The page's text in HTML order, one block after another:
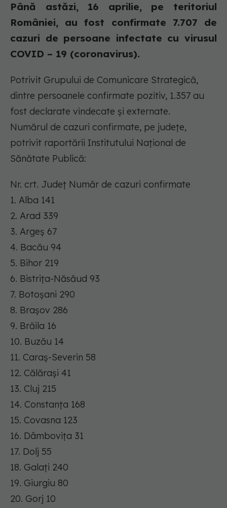
Până astăzi, 16 aprilie, pe teritoriul
României, au fost confirmate 7.707 de
cazuri de persoane infectate cu virusul
COVID – 19 (coronavirus).
Potrivit Grupului de Comunicare Strategică,
dintre persoanele confirmate pozitiv, 1.357 au
fost declarate vindecate și externate.
Numărul de cazuri confirmate, pe județe,
potrivit raportării Institutului Național de
Sănătate Publică:
Nr. crt. Județ Număr de cazuri confirmate
1. Alba 141
2. Arad 339
3. Argeș 67
4. Bacău 94
5. Bihor 219
6. Bistrița-Năsăud 93
7. Botoșani 290
8. Brașov 286
9. Brăila 16
10. Buzău 14
11. Caraș-Severin 58
12. Călărași 41
13. Cluj 215
14. Constanța 168
15. Covasna 123
16. Dâmbovița 31
17. Dolj 55
18. Galați 240
19. Giurgiu 80
20. Gorj 10